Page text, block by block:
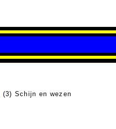
(3) Schijn en wezen